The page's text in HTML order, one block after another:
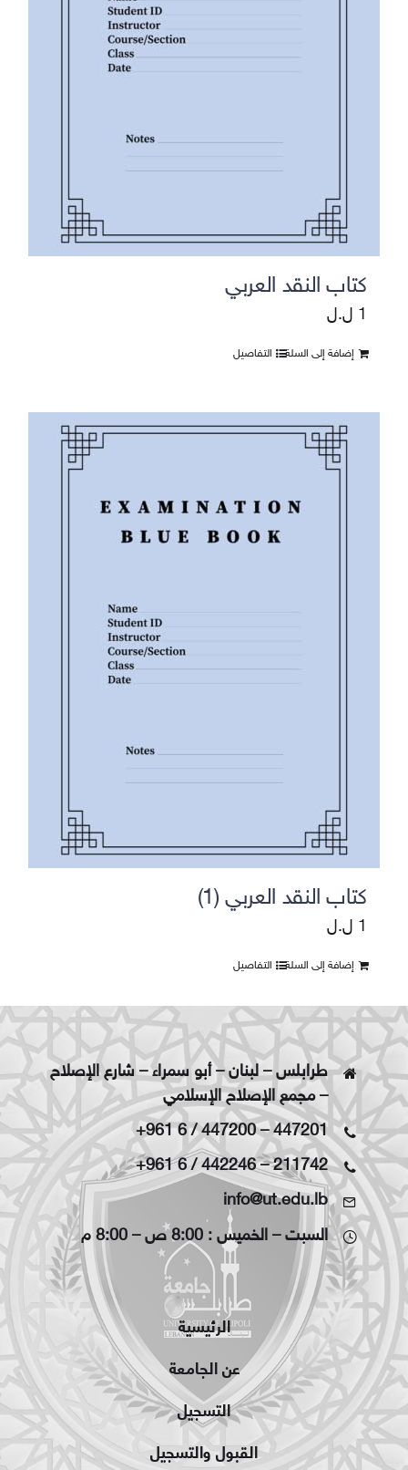
كتاب النقد العربي
1 ل.ل
إضافة إلى السلة التفاصيل
كتاب النقد العربي (1)
1 ل.ل
إضافة إلى السلة التفاصيل
طرابلس – لبنان – أبو سمراء – شارع الإصلاح
– مجمع الإصلاح الإسلامي
+961 6 / 447200–447201
+961 6 / 442246–211742
info@ut.edu.lb
السبت – الخميس : 8:00 ص – 8:00 م
الرئيسية
عن الجامعة
التسجيل
القبول والتسجيل